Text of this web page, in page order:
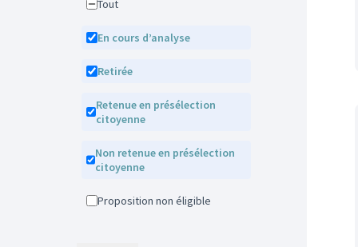
Tout
En cours d’analyse
Retirée
Retenue en présélection
citoyenne
Non retenue en présélection
citoyenne
Proposition non éligible